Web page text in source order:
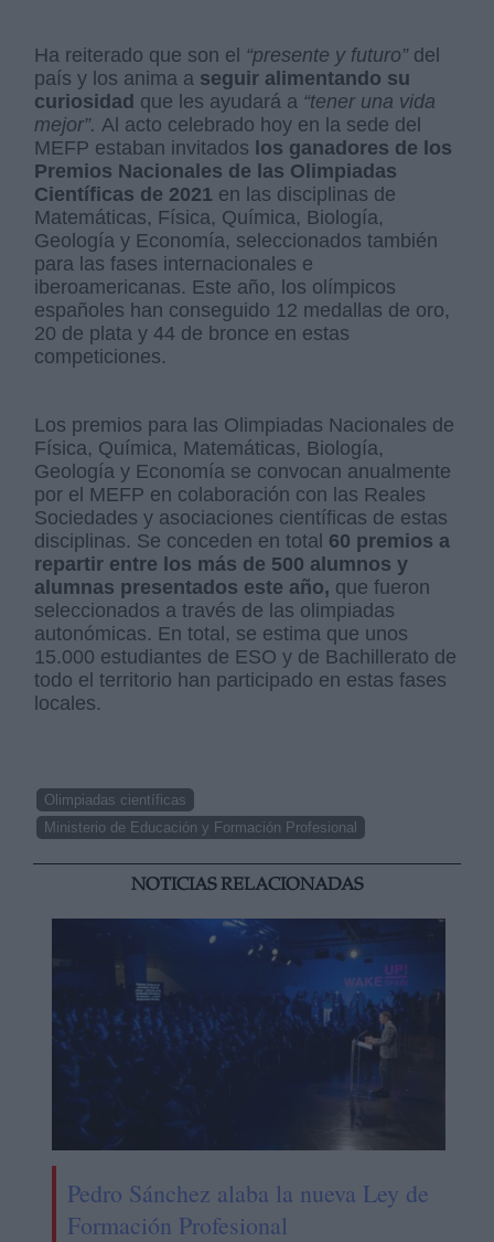
Ha reiterado que son el “presente y futuro”del
país y los anima a seguir alimentando su
curiosidad que les ayudará a “tener una vida
mejor”. Al acto celebrado hoy en la sede del
MEFP estaban invitados los ganadores de los
Premios Nacionales de las Olimpiadas
Científicas de 2021 en las disciplinas de
Matemáticas, Física, Química, Biología,
Geología y Economía, seleccionados también
para las fases internacionales e
iberoamericanas. Este año, los olímpicos
españoles han conseguido 12 medallas de oro,
20 de plata y 44 de bronce en estas
competiciones.
Los premios para las Olimpiadas Nacionales de
Física, Química, Matemáticas, Biología,
Geología y Economía se convocan anualmente
por el MEFP en colaboración con las Reales
Sociedades y asociaciones científicas de estas
disciplinas. Se conceden en total 60 premios a
repartir entre los más de 500 alumnos y
alumnas presentados este año, que fueron
seleccionados a través de las olimpiadas
autonómicas. En total, se estima que unos
15.000 estudiantes de ESO y de Bachillerato de
todo el territorio han participado en estas fases
locales.
Olimpiadas científicas
Ministerio de Educación y Formación Profesional
NOTICIAS RELACIONADAS
Pedro Sánchez alaba la nueva Ley de
Formación Profesional